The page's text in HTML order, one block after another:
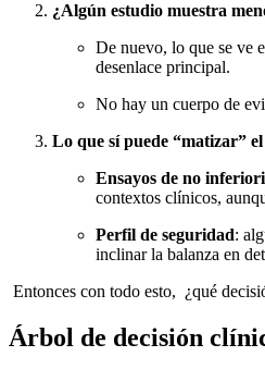
¿Algún estudio muestra
De nuevo, lo que se ve
desenlace principal.
No hay un cuerpo de
Lo que sí puede “matizar”
Ensayos de no
contextos clínicos,
Perfil de seguridad:
inclinar la balanza en
Entonces con todo esto, ¿qué
Árbol de decisión